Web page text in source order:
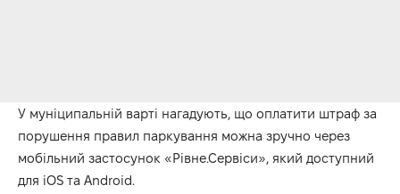
У муніципальній варті нагадують, що оплатити штраф за
порушення правил паркування можна зручно через
мобільний застосунок «Рівне.Сервіси», який доступний
для iOS та Android.